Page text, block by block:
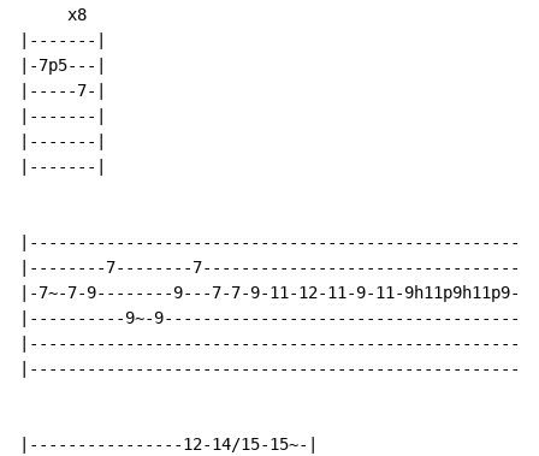
     x8
|-------|
|-7p5---|
|-----7-|
|-------|
|-------|
|-------|
|--------7--------
|-7~-7-9--------9---7-7-9-11-12-11-9-11-9h11p9h11p9-
|----------9~-
|----------------12-14/15-15~-|